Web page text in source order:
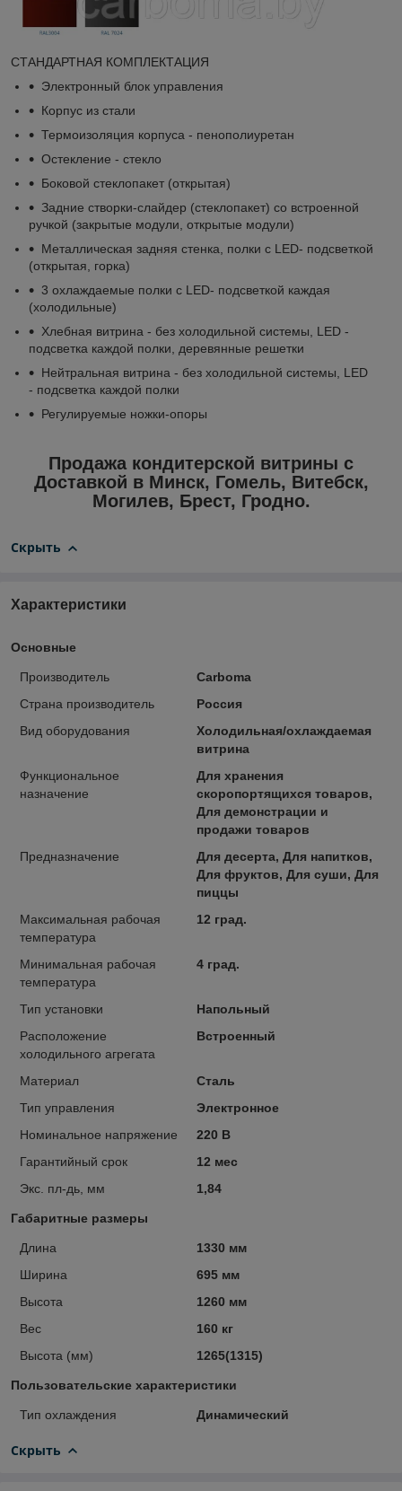
СТАНДАРТНАЯ КОМПЛЕКТАЦИЯ
Электронный блок управления
Корпус из стали
Термоизоляция корпуса - пенополиуретан
Остекление - стекло
Боковой стеклопакет (открытая)
Задние створки-слайдер (стеклопакет) со встроенной
ручкой (закрытые модули, открытые модули)
Металлическая задняя стенка, полки с LED- подсветкой
(открытая, горка)
3 охлаждаемые полки с LED- подсветкой каждая
(холодильные)
Хлебная витрина - без холодильной системы, LED -
подсветка каждой полки, деревянные решетки
Нейтральная витрина - без холодильной системы, LED
- подсветка каждой полки
Регулируемые ножки-опоры
Продажа кондитерской витрины с
Доставкой в Минск, Гомель, Витебск,
Могилев, Брест, Гродно.
Скрыть
Характеристики
Основные
Производитель
Carboma
Страна производитель
Россия
Вид оборудования
Холодильная/охлаждаемая
витрина
Функциональное
назначение
Для хранения
скоропортящихся товаров,
Для демонстрации и
продажи товаров
Предназначение
Для десерта, Для напитков,
Для фруктов, Для суши, Для
пиццы
Максимальная рабочая
температура
12 град.
Минимальная рабочая
температура
4 град.
Тип установки
Напольный
Расположение
холодильного агрегата
Встроенный
Материал
Сталь
Тип управления
Электронное
Номинальное напряжение
220 В
Гарантийный срок
12 мес
Экс. пл-дь, мм
1,84
Габаритные размеры
Длина
1330 мм
Ширина
695 мм
Высота
1260 мм
Вес
160 кг
Высота (мм)
1265(1315)
Пользовательские характеристики
Тип охлаждения Динамический
Скрыть